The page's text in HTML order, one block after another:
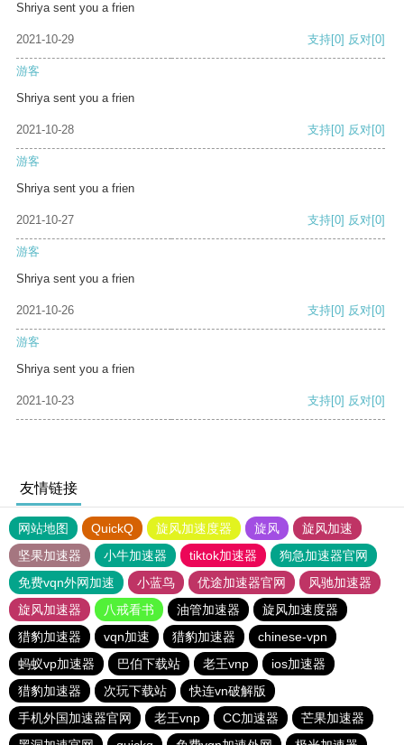
Shriya sent you a frien
2021-10-29 支持[0] 反对[0]
游客
Shriya sent you a frien
2021-10-28 支持[0] 反对[0]
游客
Shriya sent you a frien
2021-10-27 支持[0] 反对[0]
游客
Shriya sent you a frien
2021-10-26 支持[0] 反对[0]
游客
Shriya sent you a frien
2021-10-23 支持[0] 反对[0]
友情链接
网站地图 QuickQ 旋风加速度器 旋风
旋风加速
坚果加速器
小牛加速器 tiktok加速器
狗急加速器官网
免费vqn外网加速
小蓝鸟 优途加速器官网
风驰加速器
旋风加速器
八戒看书 油管加速器
旋风加速度器
猎豹加速器
vqn加速 猎豹加速器
chinese-vpn
蚂蚁vp加速器
巴伯下载站 老王vnp
ios加速器
猎豹加速器
次玩下载站
快连vn破解版
手机外国加速器官网
老王vnp CC加速器
芒果加速器